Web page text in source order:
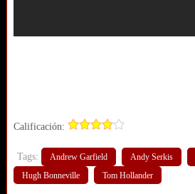
Calificación:
Tags: Andrew Garfield Andy Serkis
Hugh Bonneville
Tom Hollander